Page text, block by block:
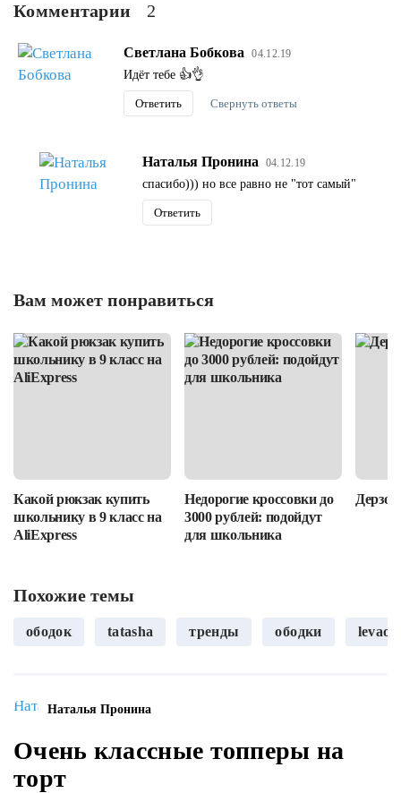
Комментарии 2
Светлана Бобкова 04.12.19
Идёт тебе 👍👌
Ответить Свернуть ответы
Наталья Пронина 04.12.19
спасибо))) но все равно не "тот самый"
Ответить
Вам может понравиться
Какой рюкзак купить
школьнику в 9 класс на
AliExpress
Недорогие кроссовки до
3000 рублей: подойдут
для школьника
Похожие темы
ободок tatasha тренды ободки levao
Наталья Пронина
Очень классные топперы на
торт